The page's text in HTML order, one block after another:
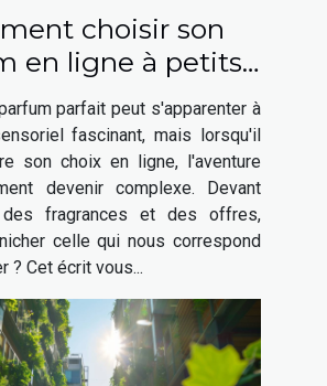
choisir son
en ligne à petits
avec des offres
exclusives
parfait peut s'apparenter à
fascinant, mais lorsqu'il
son choix en ligne, l'aventure
devenir complexe. Devant
des fragrances et des offres,
celle qui nous correspond
? Cet écrit vous...